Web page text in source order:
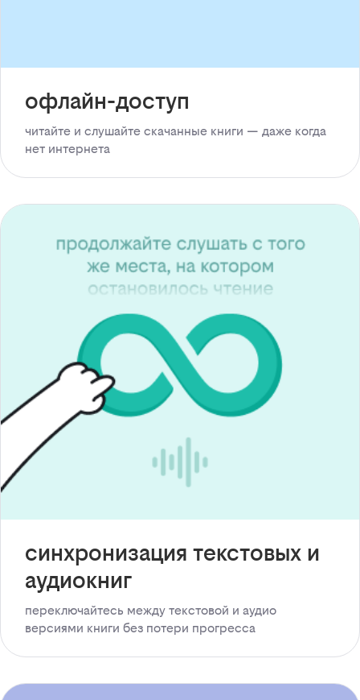
офлайн-доступ
читайте и слушайте скачанные книги — даже когда
нет интернета
синхронизация текстовых и
аудиокниг
переключайтесь между текстовой и аудио
версиями книги без потери прогресса